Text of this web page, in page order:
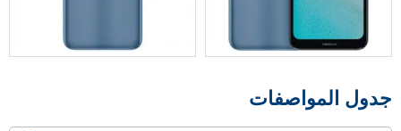
جدول المواصفات